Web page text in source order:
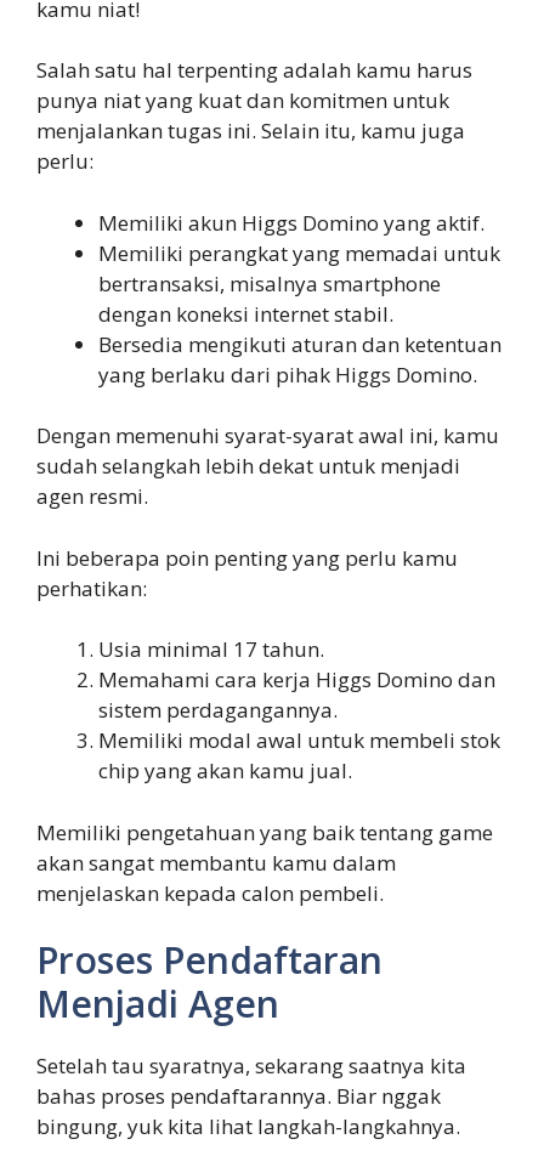
kamu niat!
Salah satu hal terpenting adalah kamu harus
punya niat yang kuat dan komitmen untuk
menjalankan tugas ini. Selain itu, kamu juga
perlu:
Memiliki akun Higgs Domino yang aktif.
Memiliki perangkat yang memadai untuk
bertransaksi, misalnya smartphone
dengan koneksi internet stabil.
Bersedia mengikuti aturan dan ketentuan
yang berlaku dari pihak Higgs Domino.
Dengan memenuhi syarat-syarat awal ini, kamu
sudah selangkah lebih dekat untuk menjadi
agen resmi.
Ini beberapa poin penting yang perlu kamu
perhatikan:
Usia minimal 17 tahun.
Memahami cara kerja Higgs Domino dan
sistem perdagangannya.
Memiliki modal awal untuk membeli stok
chip yang akan kamu jual.
Memiliki pengetahuan yang baik tentang game
akan sangat membantu kamu dalam
menjelaskan kepada calon pembeli.
Proses Pendaftaran
Menjadi Agen
Setelah tau syaratnya, sekarang saatnya kita
bahas proses pendaftarannya. Biar nggak
bingung, yuk kita lihat langkah-langkahnya.